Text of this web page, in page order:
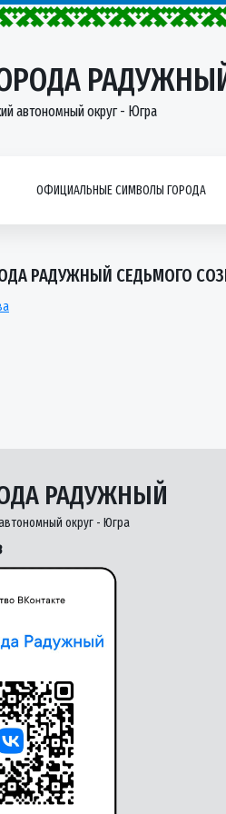
автономный округ - Югра
ОФИЦИАЛЬНЫЕ СИМВОЛЫ ГОРОДА
РАДУЖНЫЙ СЕДЬМОГО
РАДУЖНЫЙ
округ - Югра